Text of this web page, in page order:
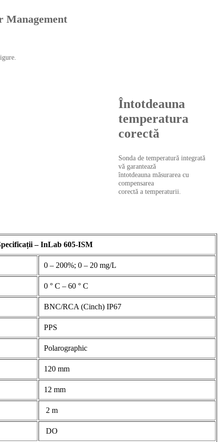
Management
Întotdeauna
temperatura
corectă
Sonda de temperatură integrată
vă garantează
întotdeauna măsurarea cu
compensarea
corectă a temperaturii.
– InLab 605-ISM
0 – 200%; 0 – 20 mg/L
0 ° C – 60 ° C
BNC/RCA (Cinch) IP67
PPS
Polarographic
120 mm
12 mm
2 m
DO